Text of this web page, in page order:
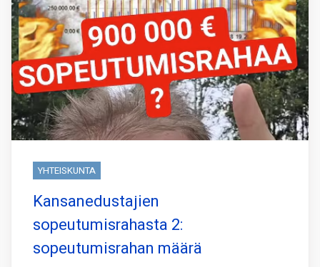
YHTEISKUNTA
Kansanedustajien
sopeutumisrahasta 2:
sopeutumisrahan määrä